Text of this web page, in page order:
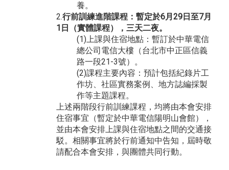
養。
2.行前訓練進階課程：暫定於6月29日至7月
1日（實體課程），三天二夜。
(1)上課與住宿地點：暫訂於中華電信
總公司電信大樓（台北市中正區信義
路一段21-3號）。
(2)課程主要內容：預計包括紀錄片工
作坊、社區實務案例、地方誌編採製
作等主題課程。
上述兩階段行前訓練課程，均將由本會安排
住宿事宜（暫定於中華電信陽明山會館），
並由本會安排上課與住宿地點之間的交通接
駁。相關事宜將於行前通知中告知，屆時敬
請配合本會安排，與團體共同行動。